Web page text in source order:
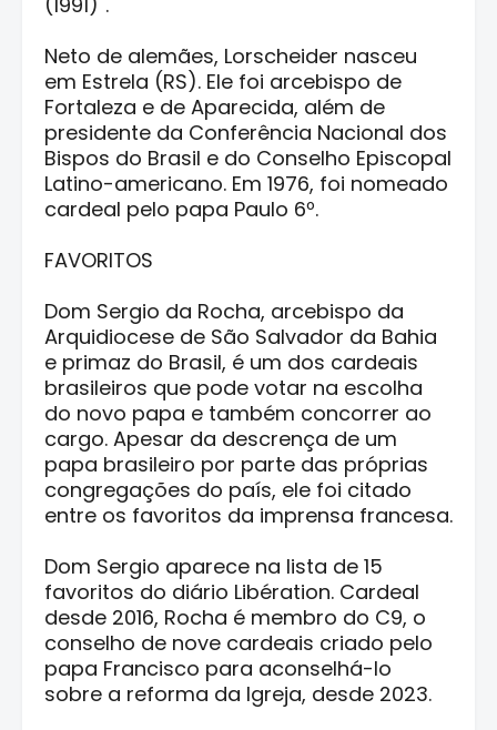
Neto de alemães, Lorscheider nasceu
em Estrela (RS). Ele foi arcebispo de
Fortaleza e de Aparecida, além de
presidente da Conferência Nacional dos
Bispos do Brasil e do Conselho Episcopal
Latino-americano. Em 1976, foi nomeado
cardeal pelo papa Paulo 6º.
FAVORITOS
Dom Sergio da Rocha, arcebispo da
Arquidiocese de São Salvador da Bahia
e primaz do Brasil, é um dos cardeais
brasileiros que pode votar na escolha
do novo papa e também concorrer ao
cargo. Apesar da descrença de um
papa brasileiro por parte das próprias
congregações do país, ele foi citado
entre os favoritos da imprensa francesa.
Dom Sergio aparece na lista de 15
favoritos do diário Libération. Cardeal
desde 2016, Rocha é membro do C9, o
conselho de nove cardeais criado pelo
papa Francisco para aconselhá-lo
sobre a reforma da Igreja, desde 2023.